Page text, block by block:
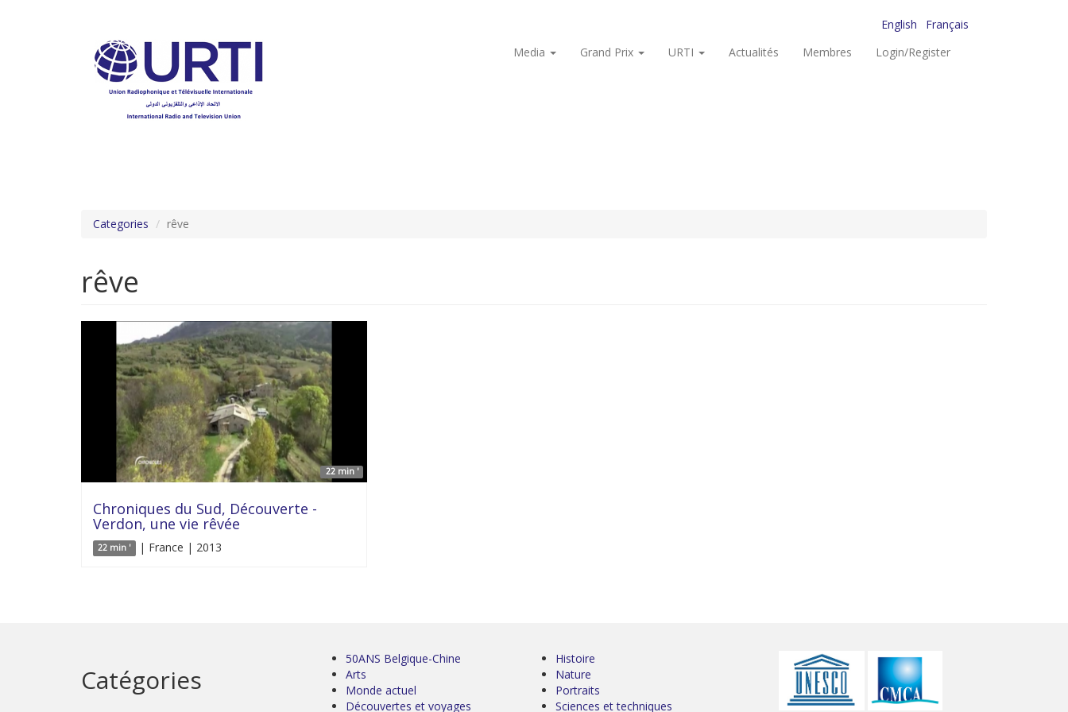
English
Français
Media
Grand Prix URTI Actualités Membres Login/Register
Categories rêve
rêve
22 min '
Chroniques du Sud, Découverte -
Verdon, une vie rêvée
22 min ' | France | 2013
Catégories
50ANS Belgique-Chine
Arts
Monde actuel
Découvertes et voyages
Histoire
Nature
Portraits
Sciences et techniques